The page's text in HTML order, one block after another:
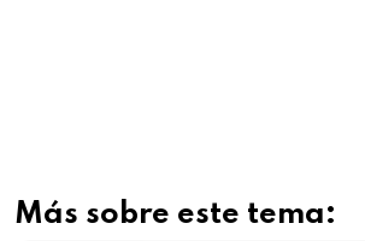
Más sobre este tema: